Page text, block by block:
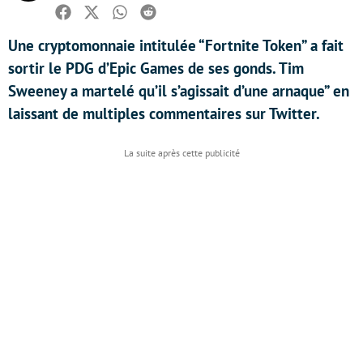
Facebook
TwitterWhatsapp
Reddit
Une cryptomonnaie intitulée “Fortnite Token” a fait
sortir le PDG d’Epic Games de ses gonds. Tim
Sweeney a martelé qu’il s’agissait d’une arnaque” en
laissant de multiples commentaires sur Twitter.